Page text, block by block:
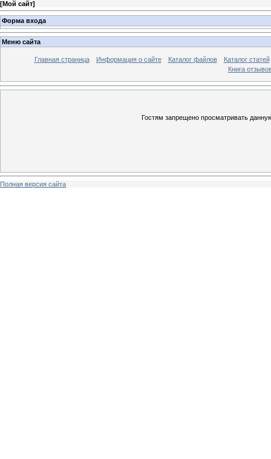
[Мой сайт]
Форма входа
Меню сайта
Главная страница Информация о сайте Каталог файлов
Каталог статей
Книга
Гостям запрещено просматривать
Полная версия сайта